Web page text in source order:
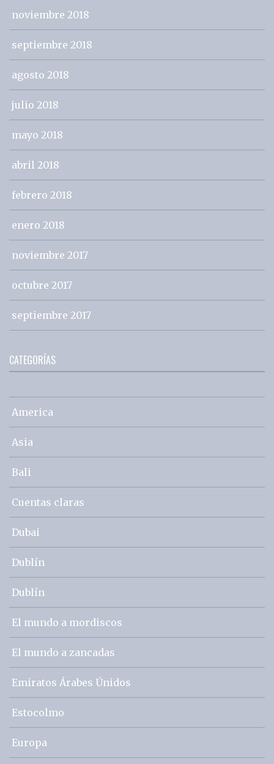
noviembre 2018
septiembre 2018
agosto 2018
julio 2018
mayo 2018
abril 2018
febrero 2018
enero 2018
noviembre 2017
octubre 2017
septiembre 2017
CATEGORÍAS
America
Asia
Bali
Cuentas claras
Dubai
Dublín
Dublín
El mundo a mordiscos
El mundo a zancadas
Emiratos Árabes Únidos
Estocolmo
Europa